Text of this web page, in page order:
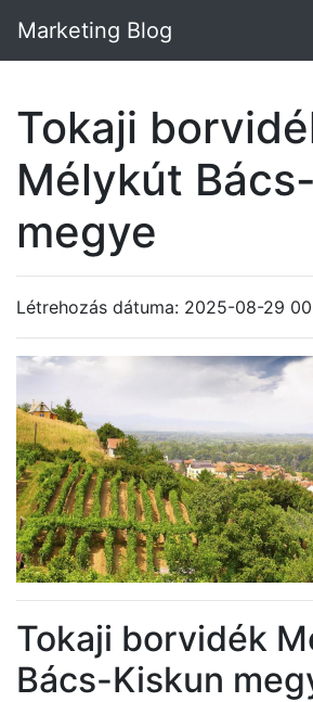
Marketing Blog
Tokaji
Mélykút
megye
Létrehozás dátuma: 2025-08-29
Tokaji borvidék
Bács-Kiskun